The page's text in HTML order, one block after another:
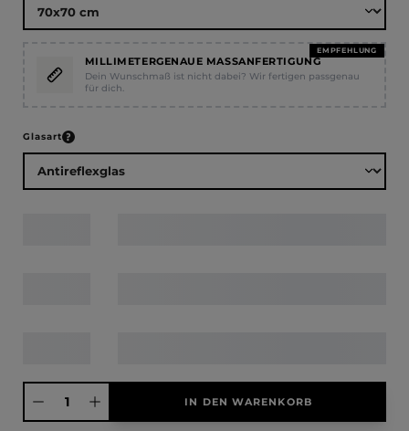
EMPFEHLUNG
MILLIMETERGENAUE MASSANFERTIGUNG
Dein Wunschmaß ist nicht dabei? Wir fertigen passgenau
für dich.
Glasartauswählen
Produkt Anzahl: Gib den gewünschten Wert ein oder benutze die
IN DEN WARENKORB